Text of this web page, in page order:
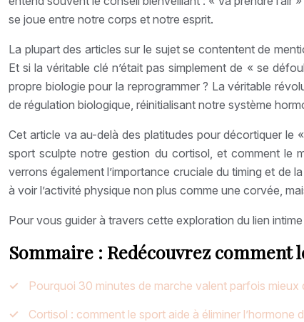
se joue entre notre corps et notre esprit.
La plupart des articles sur le sujet se contentent de
Et si la véritable clé n’était pas simplement de « se
propre biologie pour la reprogrammer ? La véritable
de régulation biologique, réinitialisant notre système
Cet article va au-delà des platitudes pour décortiquer le
sport sculpte notre gestion du cortisol, et comment le
verrons également l’importance cruciale du timing et de
à voir l’activité physique non plus comme une corvée,
Pour vous guider à travers cette exploration du lien
Sommaire : Redécouvrez
Pourquoi 30 minutes de marche valent parfois mieux
Cortisol : comment le sport aide à éliminer l’hormone